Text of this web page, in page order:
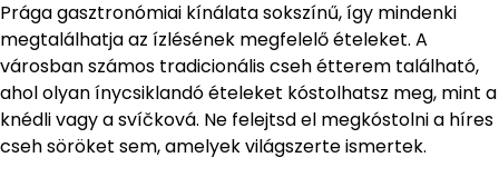
Prága gasztronómiai kínálata sokszínű, így mindenki
megtalálhatja az ízlésének megfelelő ételeket. A
városban számos tradicionális cseh étterem található,
ahol olyan ínycsiklandó ételeket kóstolhatsz meg, mint a
knédli vagy a svíčková. Ne felejtsd el megkóstolni a híres
cseh söröket sem, amelyek világszerte ismertek.